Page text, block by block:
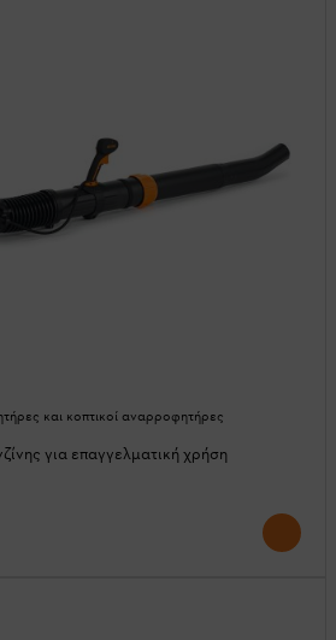
και κοπτικοί αναρροφητήρες
για επαγγελματική χρήση